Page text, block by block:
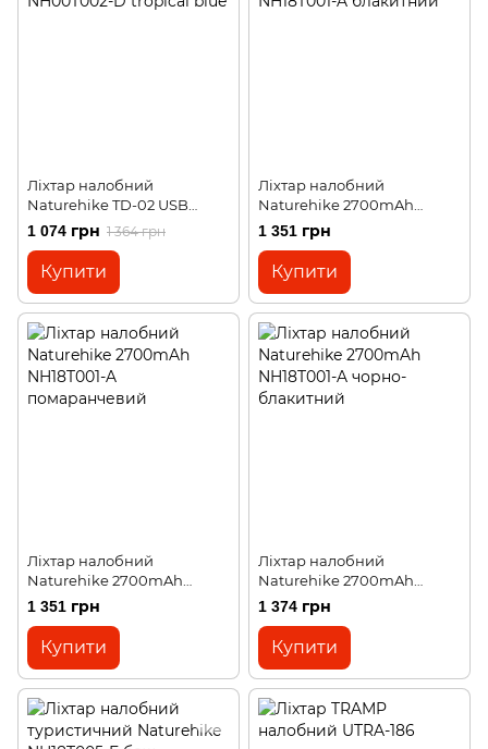
Ліхтар налобний
Naturehike TD-02 USB
NH00T002-D tropical blue
1 074 грн 1 364 грн
Купити
Ліхтар налобний
Naturehike 2700mAh
NH18T001-A блакитний
1 351 грн
Купити
Ліхтар налобний
Naturehike 2700mAh
NH18T001-A помаранчевий
1 351 грн
Купити
Ліхтар налобний
Naturehike 2700mAh
NH18T001-A чорно-
блакитний
1 374 грн
Купити